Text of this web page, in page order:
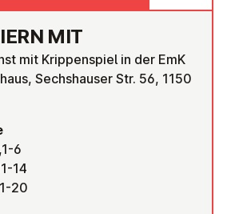
MIT
mit Krippenspiel in der EmK
Sechshauser Str. 56, 1150
6
14
20